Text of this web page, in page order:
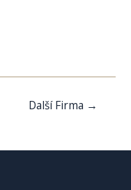
Další Firma →